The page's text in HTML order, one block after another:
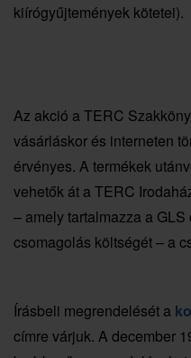
kiírógyűjtemények kötetei).
Az akció a TERC
vásárláskor és interneten
érvényes. A termékek
vehetők át a TERC
– amely tartalmazza a
csomagolás költségét – a
Írásbeli megrendelését a
címre várjuk. A december